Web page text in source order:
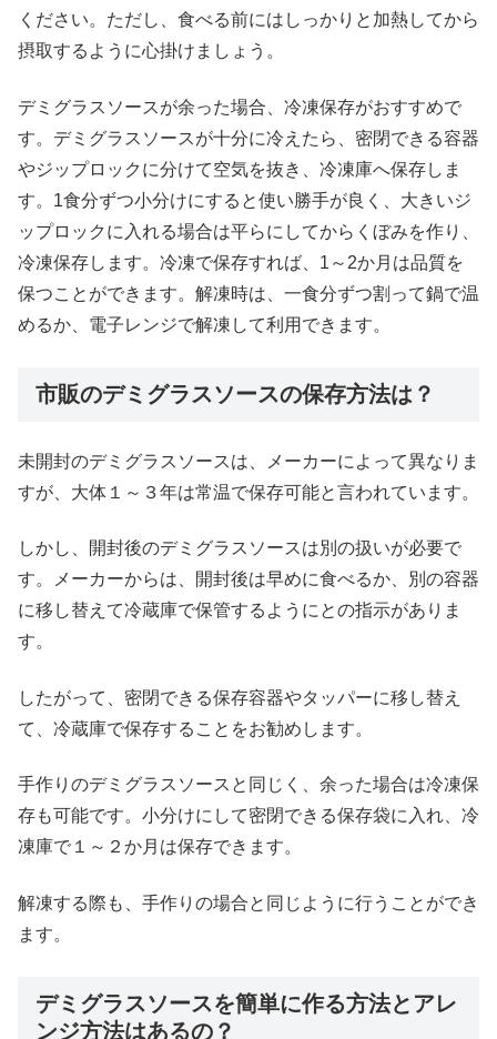
ください。ただし、食べる前にはしっかりと加熱してから
摂取するように心掛けましょう。
デミグラスソースが余った場合、冷凍保存がおすすめで
す。デミグラスソースが十分に冷えたら、密閉できる容器
やジップロックに分けて空気を抜き、冷凍庫へ保存しま
す。1食分ずつ小分けにすると使い勝手が良く、大きいジ
ップロックに入れる場合は平らにしてからくぼみを作り、
冷凍保存します。冷凍で保存すれば、1～2か月は品質を
保つことができます。解凍時は、一食分ずつ割って鍋で温
めるか、電子レンジで解凍して利用できます。
市販のデミグラスソースの保存方法は？
未開封のデミグラスソースは、メーカーによって異なりま
すが、大体１～３年は常温で保存可能と言われています。
しかし、開封後のデミグラスソースは別の扱いが必要で
す。メーカーからは、開封後は早めに食べるか、別の容器
に移し替えて冷蔵庫で保管するようにとの指示がありま
す。
したがって、密閉できる保存容器やタッパーに移し替え
て、冷蔵庫で保存することをお勧めします。
手作りのデミグラスソースと同じく、余った場合は冷凍保
存も可能です。小分けにして密閉できる保存袋に入れ、冷
凍庫で１～２か月は保存できます。
解凍する際も、手作りの場合と同じように行うことができ
ます。
デミグラスソースを簡単に作る方法とアレ
ンジ方法はあるの？